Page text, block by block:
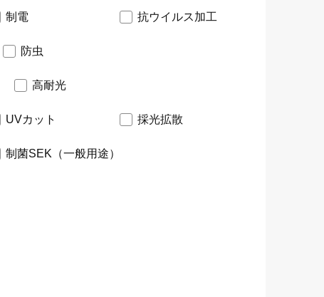
制電 抗ウイルス加工
防虫
高耐光
UVカット 採光拡散
制菌SEK（一般用途）